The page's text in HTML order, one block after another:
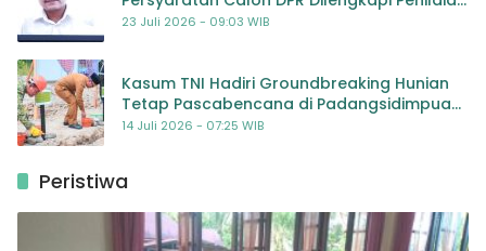
Kompetensi
23 Juli 2026 - 09:03 WIB
Kasum TNI Hadiri Groundbreaking Hunian
Tetap Pascabencana di Padangsidimpuan,
Harapan Baru bagi Penyintas
14 Juli 2026 - 07:25 WIB
Peristiwa